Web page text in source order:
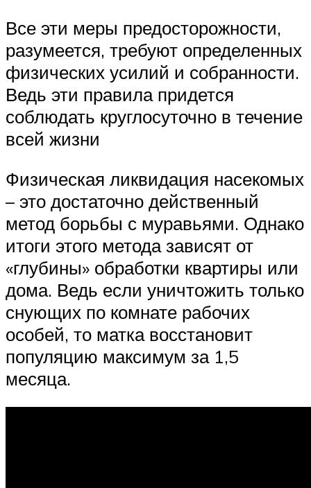
Все эти меры предосторожности,
разумеется, требуют определенных
физических усилий и собранности.
Ведь эти правила придется
соблюдать круглосуточно в течение
всей жизни
Физическая ликвидация насекомых
– это достаточно действенный
метод борьбы с муравьями. Однако
итоги этого метода зависят от
«глубины» обработки квартиры или
дома. Ведь если уничтожить только
снующих по комнате рабочих
особей, то матка восстановит
популяцию максимум за 1,5
месяца.